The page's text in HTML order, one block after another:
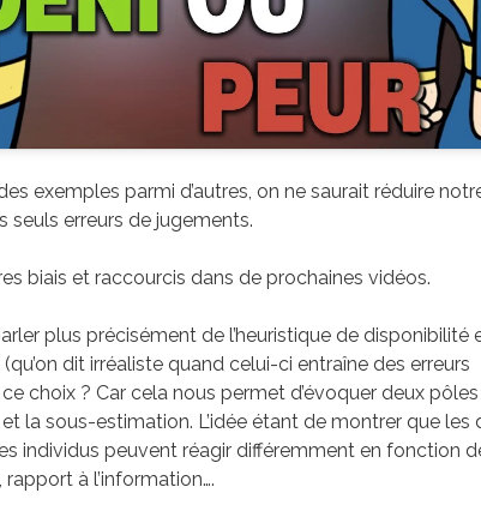
exemples parmi d’autres, on ne saurait réduire
seuls erreurs de jugements.
biais et raccourcis dans de prochaines vidéos.
plus précisément de l’heuristique de disponibilité
dit irréaliste quand celui-ci entraîne des erreurs
choix ? Car cela nous permet d’évoquer deux pôles
la sous-estimation. L’idée étant de montrer que les
individus peuvent réagir différemment en fonction
à l’information….